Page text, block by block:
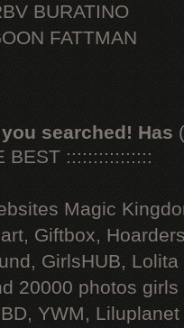
BURATINO
FATTMAN
searched! Has
BEST ::::::::::::::::
Magic
Giftbox,
GirlsHUB, Lolita
20000 photos
YWM, Liluplanet